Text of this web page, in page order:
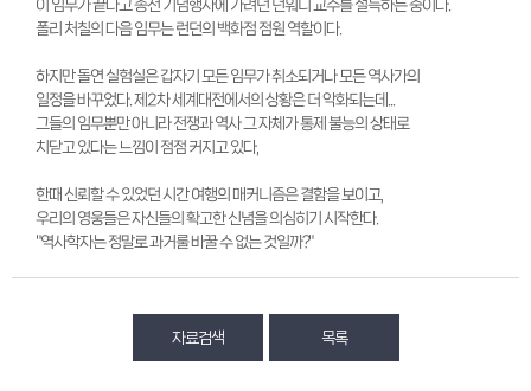
이 임무가 끝나고 종전 기념행사에 가려던 던워디 교수를 설득하는 중이다.
폴리 처칠의 다음 임무는 런던의 백화점 점원 역할이다.
하지만 돌연 실험실은 갑자기 모든 임무가 취소되거나 모든 역사가의
일정을 바꾸었다. 제2차 세계대전에서의 상황은 더 악화되는데...
그들의 임무뿐만 아니라 전쟁과 역사 그 자체가 통제 불능의 상태로
치닫고 있다는 느낌이 점점 커지고 있다,
한때 신뢰할 수 있었던 시간 여행의 매커니즘은 결함을 보이고,
우리의 영웅들은 자신들의 확고한 신념을 의심히기 시작한다.
"역사학자는 정말로 과거룰 바꿀 수 없는 것일까?"
자료검색 목록